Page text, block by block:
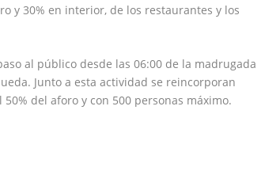
y 30% en interior, de los restaurantes y los
al público desde las 06:00 de la madrugada
Junto a esta actividad se reincorporan
del aforo y con 500 personas máximo.